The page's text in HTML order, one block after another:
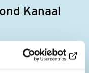
Kanaal